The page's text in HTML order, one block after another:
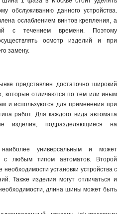
обслуживанию данного устройства.
ослаблением винтов крепления, а
с течением времени. Поэтому
осмотр изделий и при
замену.
представлен достаточно широкий
которые отличаются по тем или иным
и используются для применения при
работ. Для каждого вида автомата
изделия, подразделяющиеся на
универсальным и может
с любым типом автоматов. Второй
установки устройства с
Также изделия могут отличаться и
длина шины может быть